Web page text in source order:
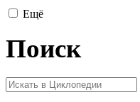
Ещё
Поиск